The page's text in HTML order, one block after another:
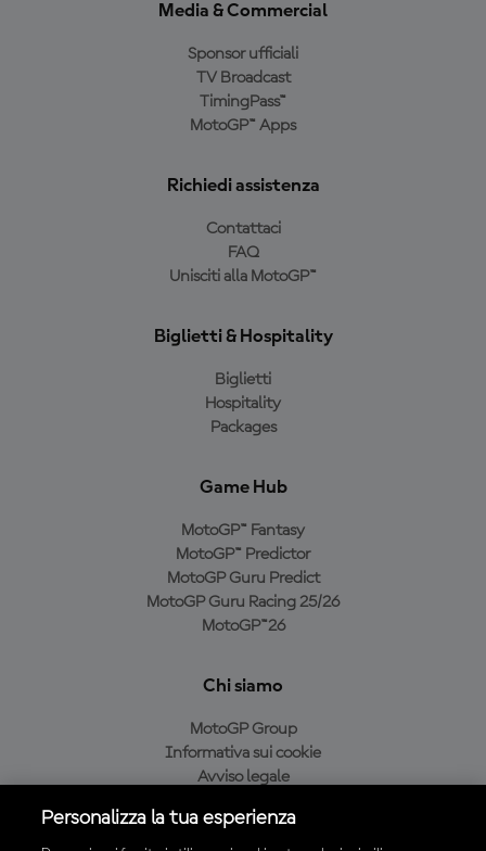
Media & Commercial
Sponsor ufficiali
TV Broadcast
TimingPass™
MotoGP™ Apps
Richiedi assistenza
Contattaci
FAQ
Unisciti alla MotoGP™
Biglietti & Hospitality
Biglietti
Hospitality
Packages
Game Hub
MotoGP™ Fantasy
MotoGP™ Predictor
MotoGP Guru Predict
MotoGP Guru Racing 25/26
MotoGP™26
Chi siamo
MotoGP Group
Informativa sui cookie
Avviso legale
Condizioni di acquisto
Personalizza la tua esperienza